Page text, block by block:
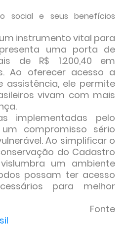
social e seus benefícios
instrumento vital para
uma porta de
de R$ 1.200,40 em
Ao oferecer acesso a
assistência, ele permite
vivam com mais
implementadas pelo
compromisso sério
Ao simplificar o
do Cadastro
um ambiente
possam ter acesso
para melhor